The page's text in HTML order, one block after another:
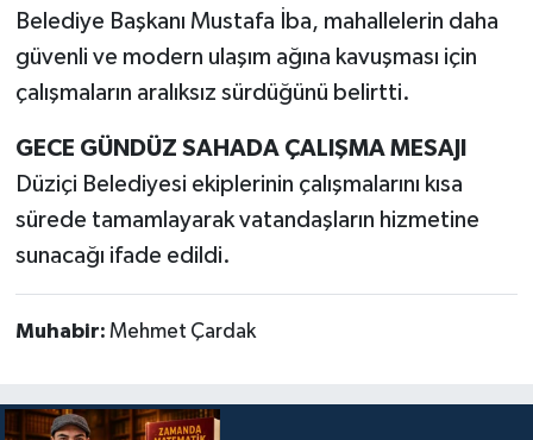
Belediye Başkanı Mustafa İba, mahallelerin daha
güvenli ve modern ulaşım ağına kavuşması için
çalışmaların aralıksız sürdüğünü belirtti.
GECE GÜNDÜZ SAHADA ÇALIŞMA MESAJI
Düziçi Belediyesi ekiplerinin çalışmalarını kısa
sürede tamamlayarak vatandaşların hizmetine
sunacağı ifade edildi.
Muhabir: Mehmet Çardak